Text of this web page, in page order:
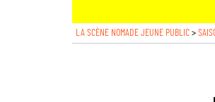
LA SCÈNE NOMADE JEUNE PUBLIC >